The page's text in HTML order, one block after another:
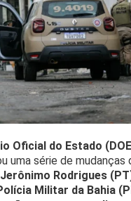
Oficial do Estado
uma série de mudanças
Jerônimo Rodrigues
Militar da Bahia